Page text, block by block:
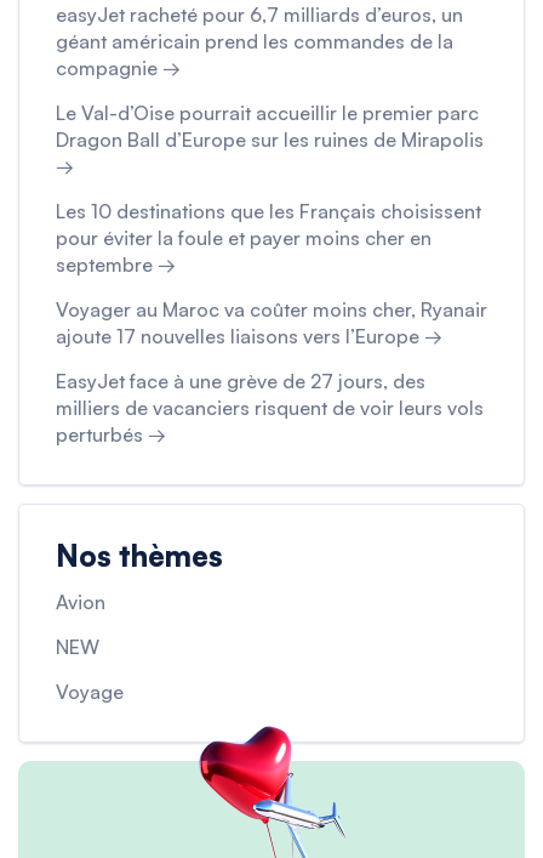
easyJet racheté pour 6,7 milliards d’euros, un
géant américain prend les commandes de la
compagnie →
Le Val-d’Oise pourrait accueillir le premier parc
Dragon Ball d’Europe sur les ruines de Mirapolis
→
Les 10 destinations que les Français choisissent
pour éviter la foule et payer moins cher en
septembre →
Voyager au Maroc va coûter moins cher, Ryanair
ajoute 17 nouvelles liaisons vers l’Europe →
EasyJet face à une grève de 27 jours, des
milliers de vacanciers risquent de voir leurs vols
perturbés →
Nos thèmes
Avion
NEW
Voyage